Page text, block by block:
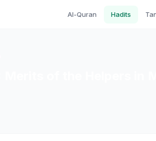
Al-Quran Hadits